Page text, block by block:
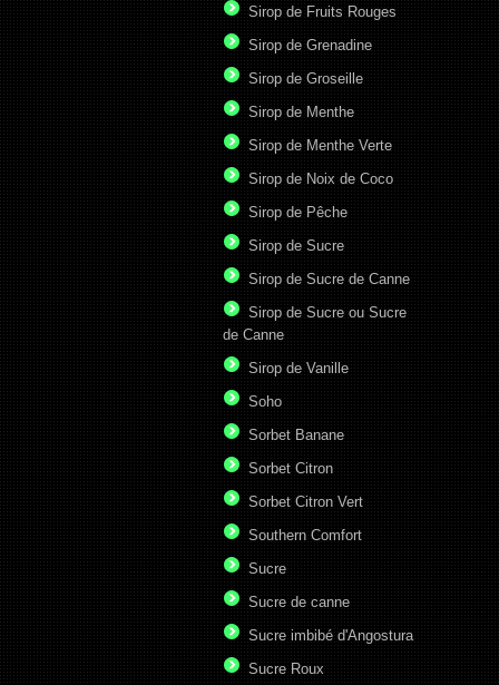
Sirop de Fruits Rouges
Sirop de Grenadine
Sirop de Groseille
Sirop de Menthe
Sirop de Menthe Verte
Sirop de Noix de Coco
Sirop de Pêche
Sirop de Sucre
Sirop de Sucre de Canne
Sirop de Sucre ou Sucre
de Canne
Sirop de Vanille
Soho
Sorbet Banane
Sorbet Citron
Sorbet Citron Vert
Southern Comfort
Sucre
Sucre de canne
Sucre imbibé d'Angostura
Sucre Roux